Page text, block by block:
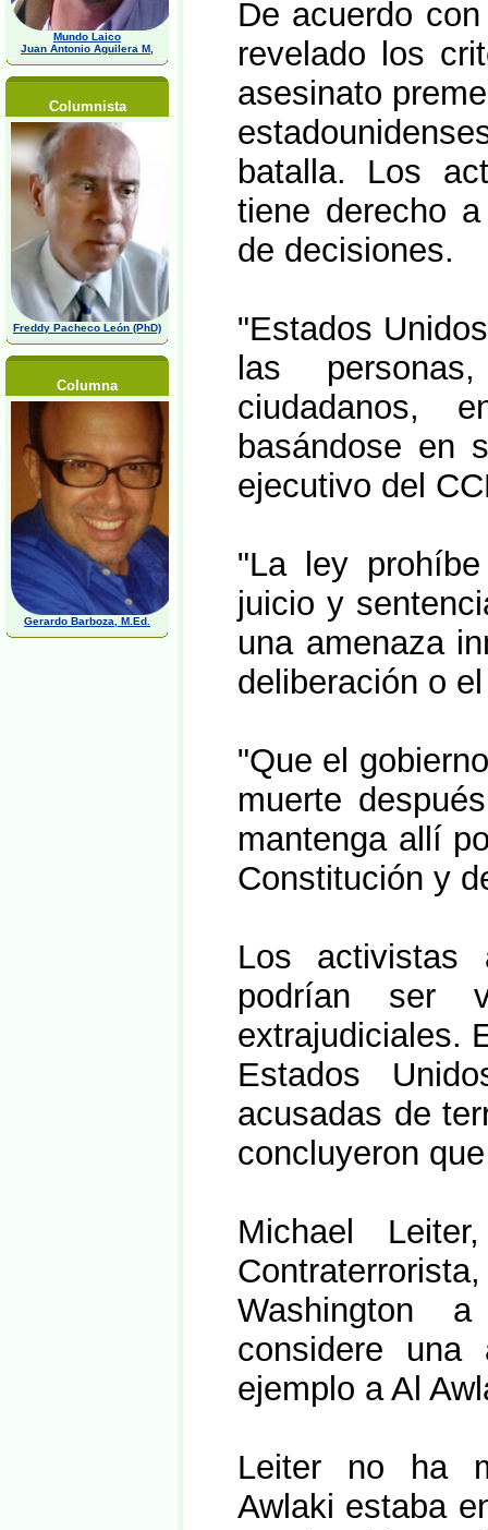
Mundo Laico
Juan Antonio Aguilera M,
Columnista
Freddy Pacheco León (PhD)
Columna
Gerardo Barboza, M.Ed.
De acuerdo
revelado los
asesinato
batalla. Los
tiene derecho
de decisiones.
"Estados
las
ciudadanos,
basándose en
ejecutivo del
"La ley
juicio y
una amenaza
deliberación o
"Que el
muerte
mantenga allí
Constitución y
Los activistas
podrían ser
extrajudiciales.
Estados
acusadas de
concluyeron
Michael
Washington
considere una
ejemplo a Al
Leiter no ha
Awlaki estaba